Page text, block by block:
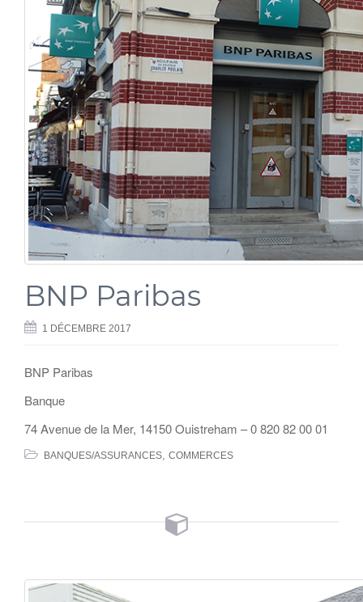
BNP Paribas
1 DÉCEMBRE 2017
BNP Paribas
Banque
74 Avenue de la Mer, 14150 Ouistreham –0 820 82 00 01
BANQUES/ASSURANCES COMMERCES